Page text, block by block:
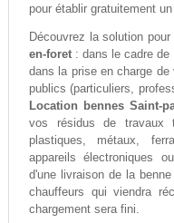
pour établir gratuitement
Découvrez la solution pour
en-foret: dans le cadre de
dans la prise en charge
publics (particuliers,
Location bennes Saint-
vos résidus de travaux
plastiques, métaux,
appareils électroniques
d'une livraison de la
chauffeurs qui viendra
chargement sera fini.